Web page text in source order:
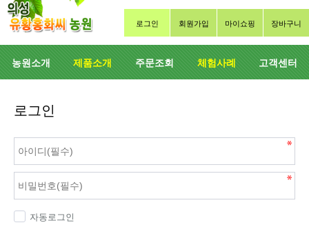
로그인 회원가입 마이쇼핑 장바구니
농원소개 제품소개 주문조회 체험사례 고객센터
로그인
자동로그인